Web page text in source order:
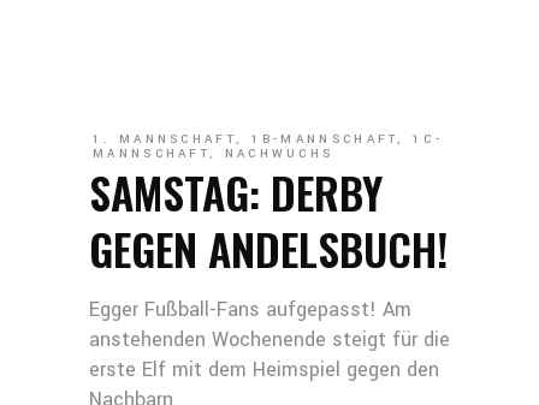
1. MANNSCHAFT, 1B-MANNSCHAFT,1C-
MANNSCHAFT, NACHWUCHS
SAMSTAG: DERBY
GEGEN ANDELSBUCH!
Egger Fußball-Fans aufgepasst! Am
anstehenden Wochenende steigt für die
erste Elf mit dem Heimspiel gegen den